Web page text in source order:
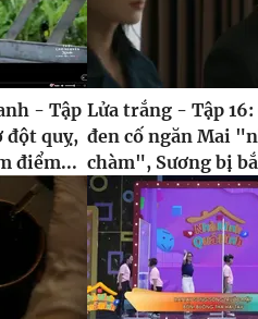
- Tập
đột quỵ,
điểm...
Lửa trắng - Tập 16:
đen cố ngăn Mai
chàm", Sương bị